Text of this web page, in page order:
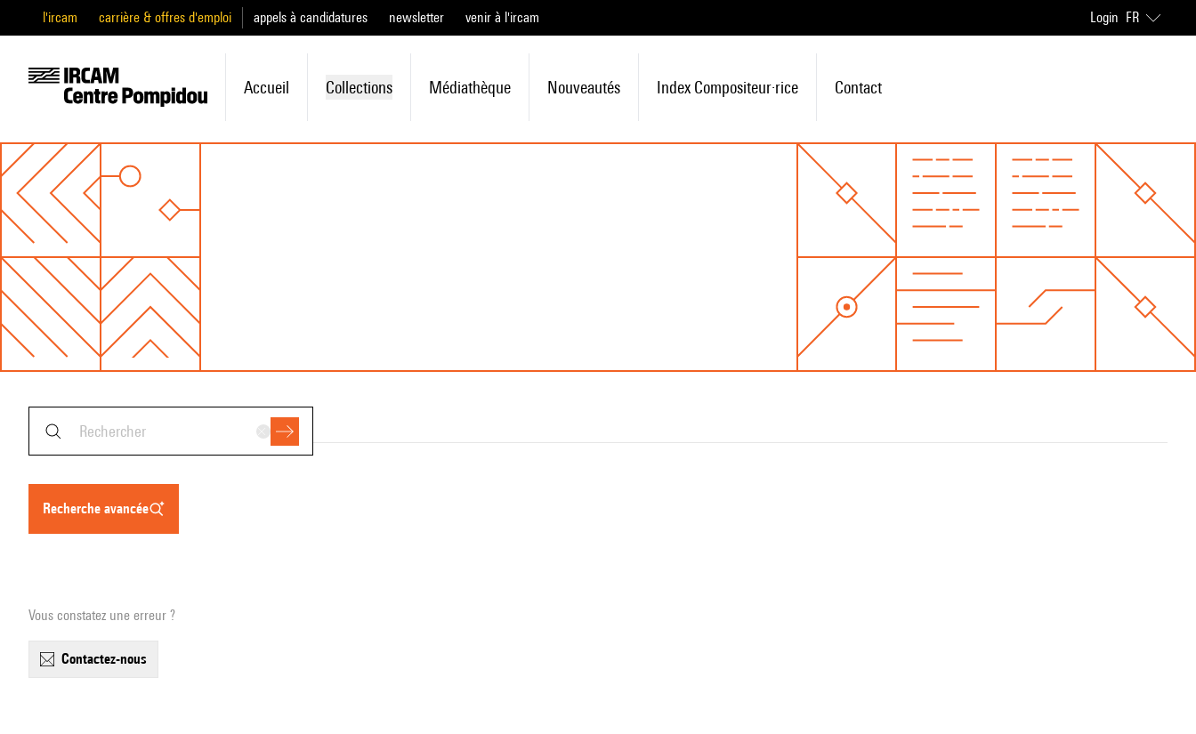
l'ircam carrière & offres d'emploi appels à candidatures newsletter venir à l'ircam Login FR
Accueil Collections Médiathèque Nouveautés Index Compositeur·rice Contact
recherche avancée
Vous constatez une erreur ?
contactez-nous